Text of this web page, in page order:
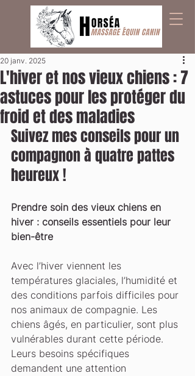
L'hiver et nos vieux chiens : 7
astuces pour les protéger du
froid et des maladies
20 janv. 2025
Suivez mes conseils pour un
compagnon à quatre pattes
heureux !
Prendre soin des vieux chiens en
hiver : conseils essentiels pour leur
bien-être
Avec l’hiver viennent les
températures glaciales, l’humidité et
des conditions parfois difficiles pour
nos animaux de compagnie. Les
chiens âgés, en particulier, sont plus
vulnérables durant cette période.
Leurs besoins spécifiques
demandent une attention